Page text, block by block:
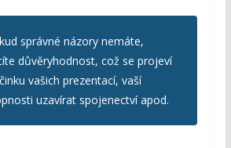
správné názory nemáte,
důvěryhodnost, což se projeví
vašich prezentací, vaší
uzavírat spojenectví apod.